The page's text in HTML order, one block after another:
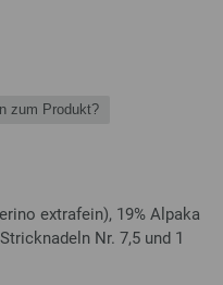
zum Produkt?
extrafein), 19% Alpaka
Nr. 7,5 und 1